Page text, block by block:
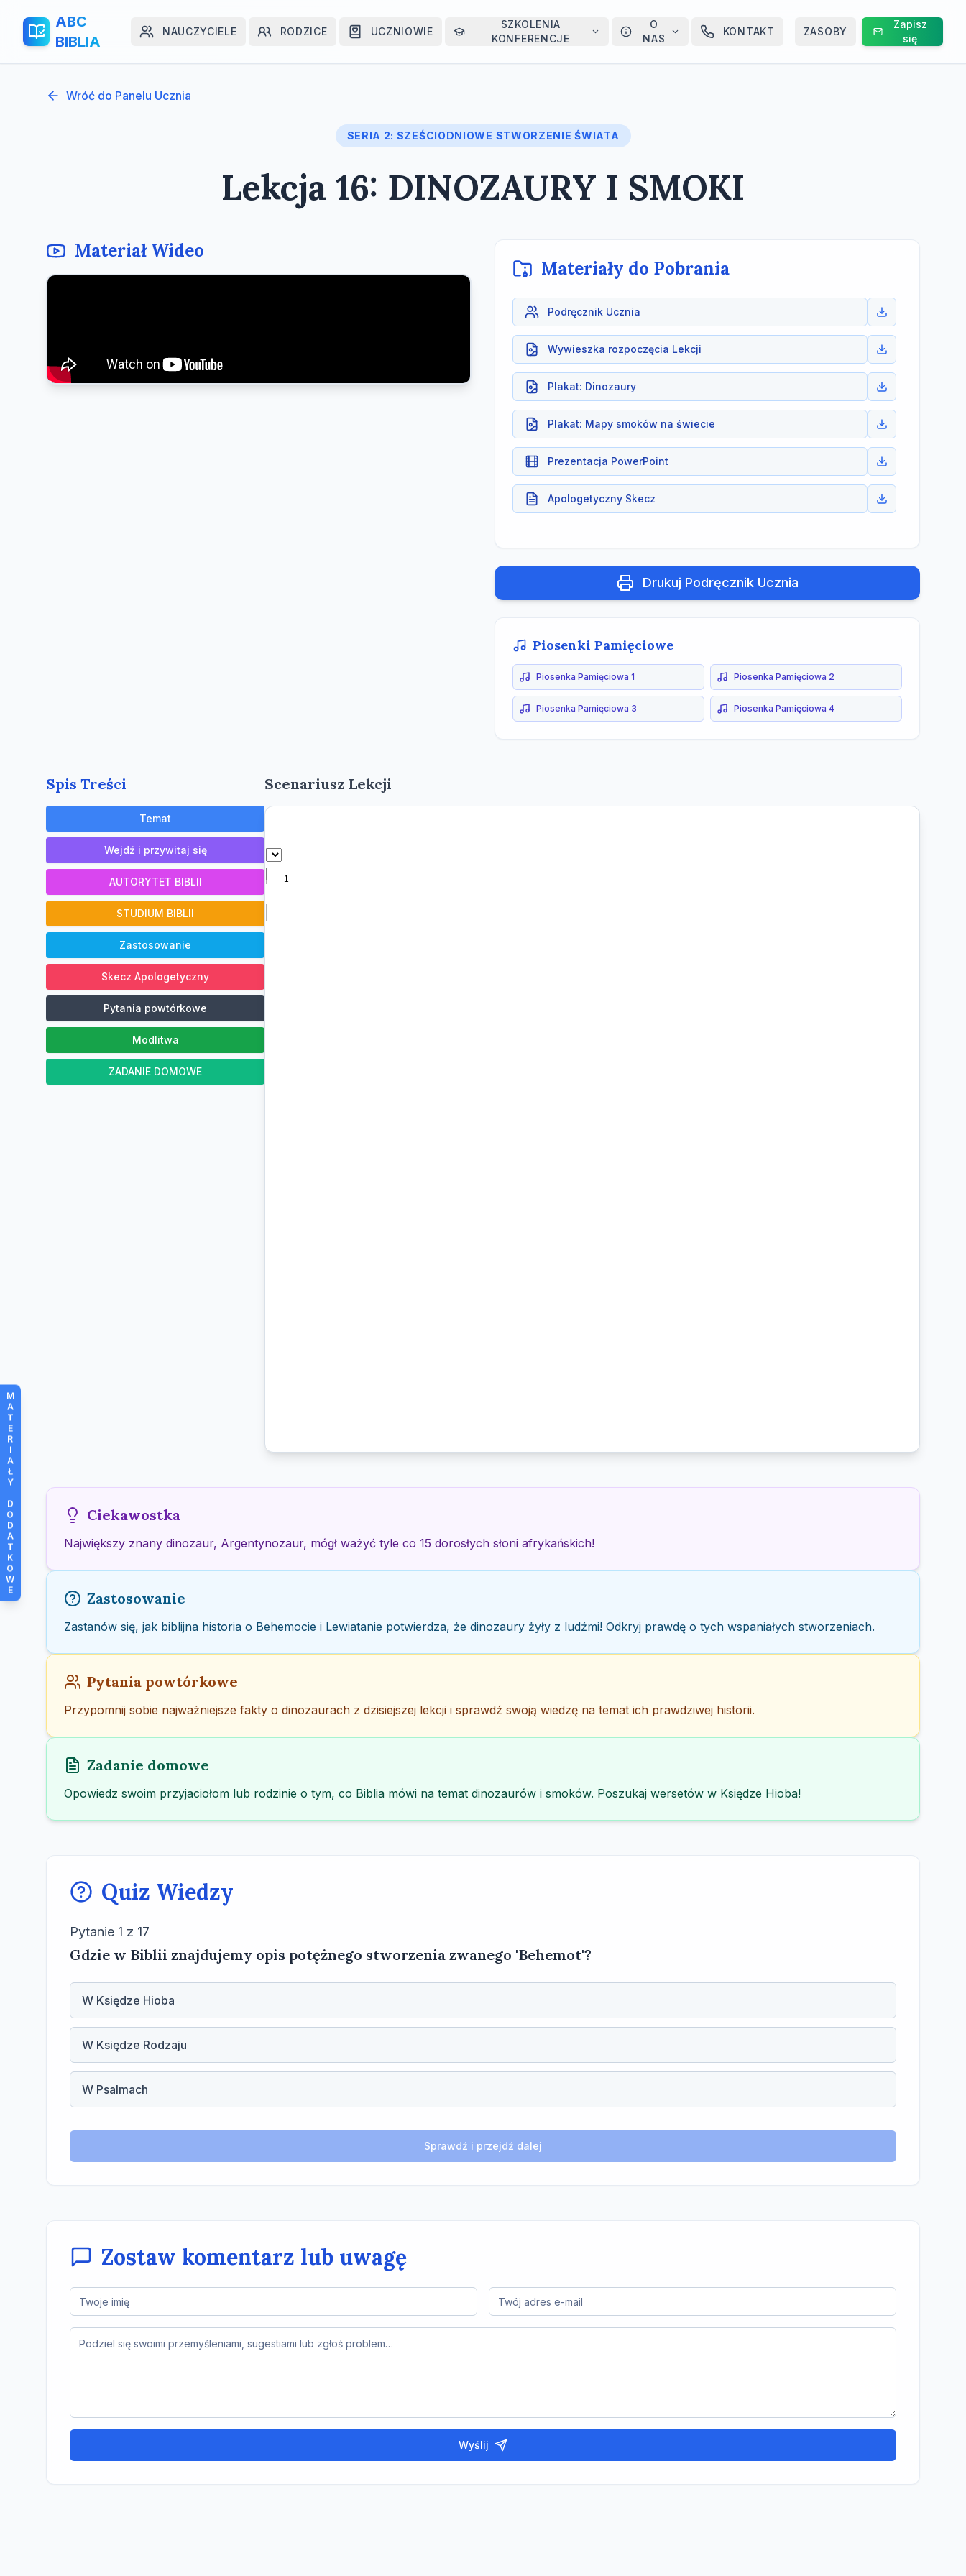
ABC
BIBLIA
NAUCZYCIELE RODZICE UCZNIOWIE
SZKOLENIA
KONFERENCJE
O
NAS
KONTAKT ZASOBY
Zapisz
się
M
A
T
E
R
I
A
Ł
Y
D
O
D
A
T
K
O
W
E
Wróć do Panelu Ucznia
SERIA 2: SZEŚCIODNIOWE STWORZENIE ŚWIATA
Lekcja 16: DINOZAURY I SMOKI
Materiał Wideo
Materiały do Pobrania
Podręcznik Ucznia
Wywieszka rozpoczęcia Lekcji
Plakat: Dinozaury
Plakat: Mapy smoków na świecie
Prezentacja PowerPoint
Apologetyczny Skecz
Drukuj Podręcznik Ucznia
Piosenki Pamięciowe
Piosenka Pamięciowa 1 Piosenka Pamięciowa 2
Piosenka Pamięciowa 3 Piosenka Pamięciowa 4
Spis Treści
Temat
Wejdź i przywitaj się
AUTORYTET BIBLII
STUDIUM BIBLII
Zastosowanie
Skecz Apologetyczny
Pytania powtórkowe
Modlitwa
ZADANIE DOMOWE
Scenariusz Lekcji
Ciekawostka
Największy znany dinozaur, Argentynozaur, mógł ważyć tyle co 15 dorosłych słoni afrykańskich!
Zastosowanie
Zastanów się, jak biblijna historia o Behemocie i Lewiatanie potwierdza, że dinozaury żyły z ludźmi! Odkryj prawdę o tych wspaniałych stworzeniach.
Pytania powtórkowe
Przypomnij sobie najważniejsze fakty o dinozaurach z dzisiejszej lekcji i sprawdź swoją wiedzę na temat ich prawdziwej historii.
Zadanie domowe
Opowiedz swoim przyjaciołom lub rodzinie o tym, co Biblia mówi na temat dinozaurów i smoków. Poszukaj wersetów w Księdze Hioba!
Quiz Wiedzy
Pytanie 1 z 17
Gdzie w Biblii znajdujemy opis potężnego stworzenia zwanego 'Behemot'?
W Księdze Hioba
W Księdze Rodzaju
W Psalmach
Sprawdź i przejdź dalej
Zostaw komentarz lub uwagę
Wyślij